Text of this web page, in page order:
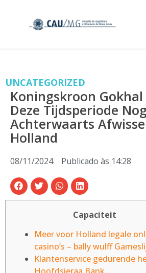
UNCATEGORIZED
Koningskroon Gokhal
Deze Tijdsperiode
Achterwaarts
Holland
08/11/2024 Publicado às 14:28
Capaciteit
Meer voor Holland legale
casino’s – bally wulff
Klantenservice gedurende